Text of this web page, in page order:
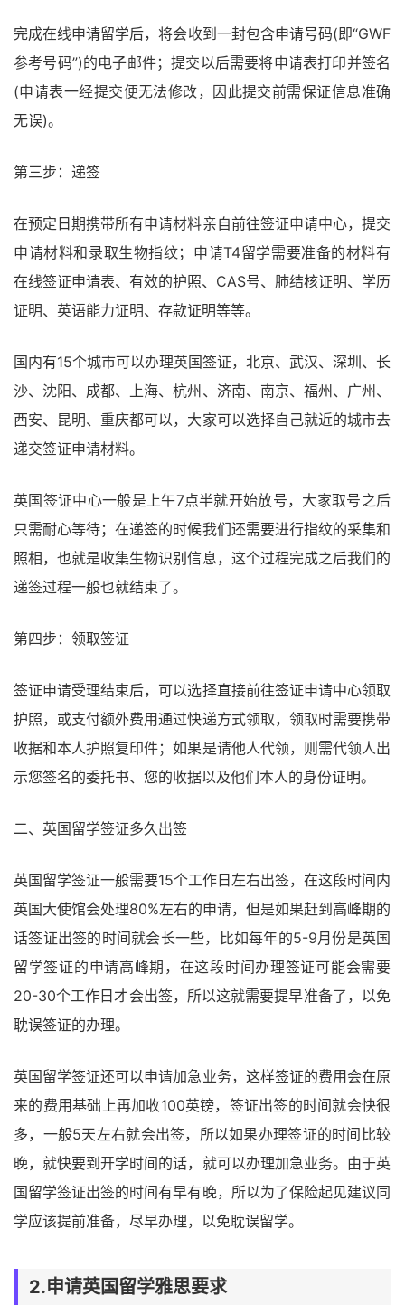
完成在线申请留学后，将会收到一封包含申请号码(即“GWF
参考号码”)的电子邮件；提交以后需要将申请表打印并签名
(申请表一经提交便无法修改，因此提交前需保证信息准确
无误)。
第三步：递签
在预定日期携带所有申请材料亲自前往签证申请中心，提交
申请材料和录取生物指纹；申请T4留学需要准备的材料有
在线签证申请表、有效的护照、CAS号、肺结核证明、学历
证明、英语能力证明、存款证明等等。
国内有15个城市可以办理英国签证，北京、武汉、深圳、长
沙、沈阳、成都、上海、杭州、济南、南京、福州、广州、
西安、昆明、重庆都可以，大家可以选择自己就近的城市去
递交签证申请材料。
英国签证中心一般是上午7点半就开始放号，大家取号之后
只需耐心等待；在递签的时候我们还需要进行指纹的采集和
照相，也就是收集生物识别信息，这个过程完成之后我们的
递签过程一般也就结束了。
第四步：领取签证
签证申请受理结束后，可以选择直接前往签证申请中心领取
护照，或支付额外费用通过快递方式领取，领取时需要携带
收据和本人护照复印件；如果是请他人代领，则需代领人出
示您签名的委托书、您的收据以及他们本人的身份证明。
二、英国留学签证多久出签
英国留学签证一般需要15个工作日左右出签，在这段时间内
英国大使馆会处理80%左右的申请，但是如果赶到高峰期的
话签证出签的时间就会长一些，比如每年的5-9月份是英国
留学签证的申请高峰期，在这段时间办理签证可能会需要
20-30个工作日才会出签，所以这就需要提早准备了，以免
耽误签证的办理。
英国留学签证还可以申请加急业务，这样签证的费用会在原
来的费用基础上再加收100英镑，签证出签的时间就会快很
多，一般5天左右就会出签，所以如果办理签证的时间比较
晚，就快要到开学时间的话，就可以办理加急业务。由于英
国留学签证出签的时间有早有晚，所以为了保险起见建议同
学应该提前准备，尽早办理，以免耽误留学。
2.申请英国留学雅思要求